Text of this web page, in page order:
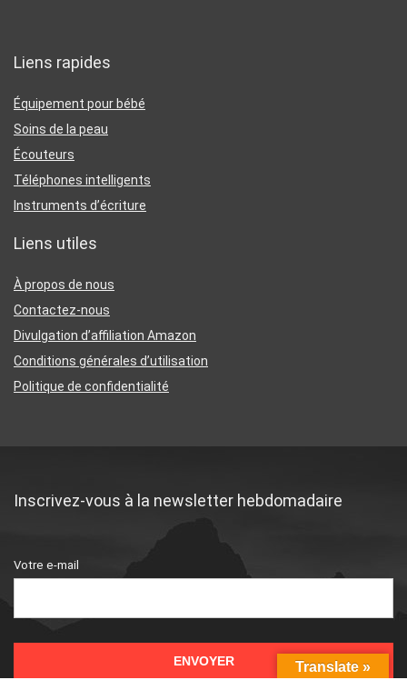
Liens rapides
Équipement pour bébé
Soins de la peau
Écouteurs
Téléphones intelligents
Instruments d’écriture
Liens utiles
À propos de nous
Contactez-nous
Divulgation d’affiliation Amazon
Conditions générales d’utilisation
Politique de confidentialité
Inscrivez-vous à la newsletter hebdomadaire
Votre e-mail
Translate »